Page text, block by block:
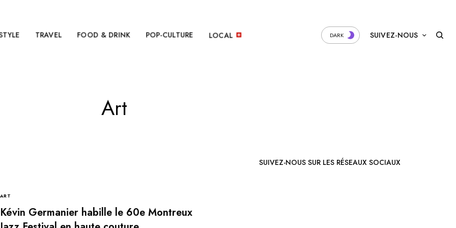
TRAVEL FOOD & DRINK POP-CULTURE LOCAL DARK SUIVEZ-NOUS
Art
ART
Kévin Germanier habille le 60e Montreux
SUIVEZ-NOUS SUR LES RÉSEAUX SOCIAUX